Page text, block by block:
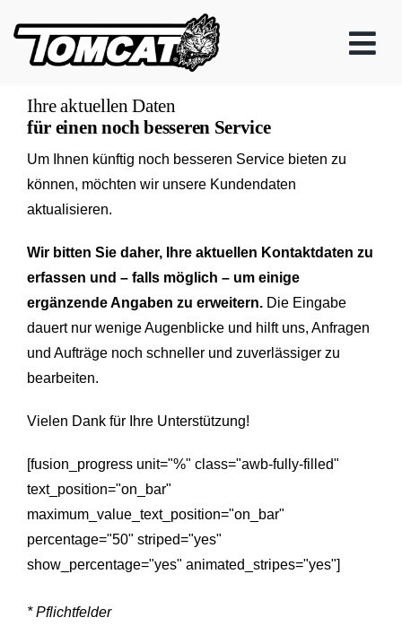
content
Ihre aktuellen Daten
für einen noch besseren Service
Um Ihnen künftig noch besseren Service bieten zu
können, möchten wir unsere Kundendaten
aktualisieren.
Wir bitten Sie daher, Ihre aktuellen Kontaktdaten zu
erfassen und – falls möglich – um einige
ergänzende Angaben zu erweitern. Die Eingabe
dauert nur wenige Augenblicke und hilft uns, Anfragen
und Aufträge noch schneller und zuverlässiger zu
bearbeiten.
Vielen Dank für Ihre Unterstützung!
[fusion_progress unit="%" class="awb-fully-filled"
text_position="on_bar"
maximum_value_text_position="on_bar"
percentage="50" striped="yes"
show_percentage="yes" animated_stripes="yes"]
* Pflichtfelder